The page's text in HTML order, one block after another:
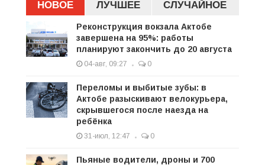
НОВОЕ ЛУЧШЕЕ СЛУЧАЙНОЕ
Реконструкция вокзала Актобе
завершена на 95%: работы
планируют закончить до 20 августа
04-авг, 09:27 0
Переломы и выбитые зубы: в
Актобе разыскивают велокурьера,
скрывшегося после наезда на
ребёнка
31-июл, 12:47 0
Пьяные водители, дроны и 700